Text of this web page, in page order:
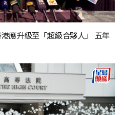
應升級至「超級合夥人」 五年